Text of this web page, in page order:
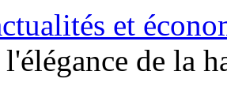
et
de la